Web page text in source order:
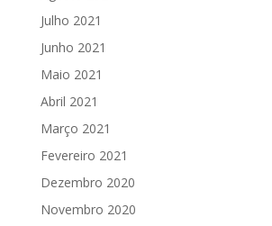
Julho 2021
Junho 2021
Maio 2021
Abril 2021
Março 2021
Fevereiro 2021
Dezembro 2020
Novembro 2020